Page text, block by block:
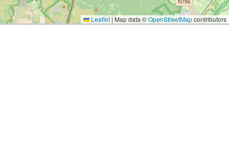
Leaflet | Map data ©OpenStreetMapcontributors